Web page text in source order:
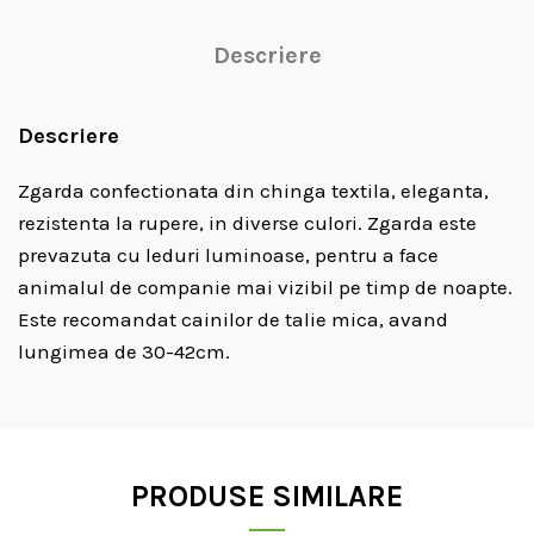
Descriere
Descriere
Zgarda confectionata din chinga textila, eleganta,
rezistenta la rupere, in diverse culori. Zgarda este
prevazuta cu leduri luminoase, pentru a face
animalul de companie mai vizibil pe timp de noapte.
Este recomandat cainilor de talie mica, avand
lungimea de 30-42cm.
PRODUSE SIMILARE